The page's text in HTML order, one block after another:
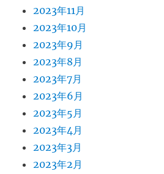
2023年11月
2023年10月
2023年9月
2023年8月
2023年7月
2023年6月
2023年5月
2023年4月
2023年3月
2023年2月